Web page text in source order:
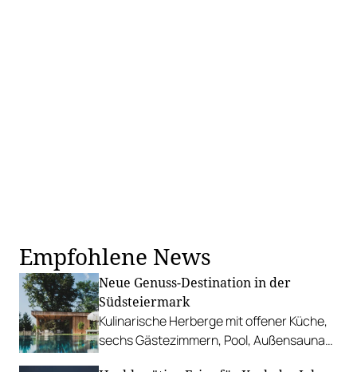
Empfohlene News
Neue Genuss-Destination in der
Südsteiermark
Kulinarische Herberge mit offener Küche,
sechs Gästezimmern, Pool, Außensauna